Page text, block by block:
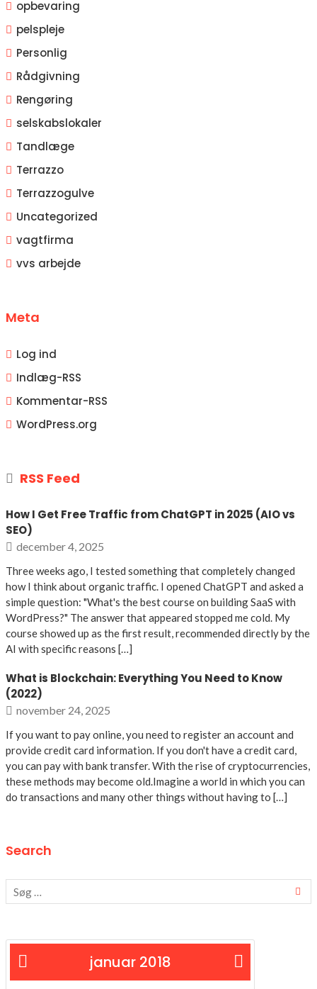
opbevaring
pelspleje
Personlig
Rådgivning
Rengøring
selskabslokaler
Tandlæge
Terrazzo
Terrazzogulve
Uncategorized
vagtfirma
vvs arbejde
Meta
Log ind
Indlæg-RSS
Kommentar-RSS
WordPress.org
RSS Feed
How I Get Free Traffic from ChatGPT in 2025 (AIO vs
SEO)
december 4, 2025
Three weeks ago, I tested something that completely changed
how I think about organic traffic. I opened ChatGPT and asked a
simple question: "What's the best course on building SaaS with
WordPress?" The answer that appeared stopped me cold. My
course showed up as the first result, recommended directly by the
AI with specific reasons […]
What is Blockchain: Everything You Need to Know
(2022)
november 24, 2025
If you want to pay online, you need to register an account and
provide credit card information. If you don't have a credit card,
you can pay with bank transfer. With the rise of cryptocurrencies,
these methods may become old.Imagine a world in which you can
do transactions and many other things without having to […]
Search
januar 2018